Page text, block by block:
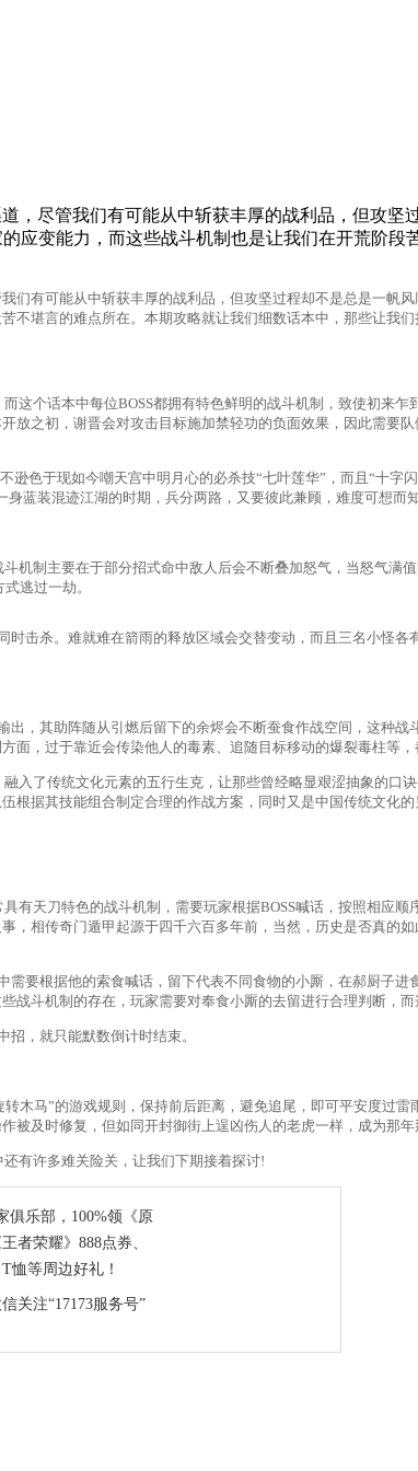
，尽管我们有可能从中斩获丰厚的战利品，但攻坚
应变能力，而这些战斗机制也是让我们在开荒阶
有可能从中斩获丰厚的战利品，但攻坚过程却不是总是一帆
堪言的难点所在。本期攻略就让我们细数话本中，那些让我
话本中每位BOSS都拥有特色鲜明的战斗机制，致使初来乍
之初，谢晋会对攻击目标施加禁轻功的负面效果，因此需要
于现如今嘲天宫中明月心的必杀技“七叶莲华”，而且“十字
蓝装混迹江湖的时期，兵分两路，又要彼此兼顾，难度可想而
制主要在于部分招式命中敌人后会不断叠加怒气，当怒气满
逃过一劫。
杀。难就难在箭雨的释放区域会交替变动，而且三名小怪各
其助阵随从引燃后留下的余烬会不断蚕食作战空间，这种战
，过于靠近会传染他人的毒素、追随目标移动的爆裂毒柱等，
了传统文化元素的五行生克，让那些曾经略显艰涩抽象的
据其技能组合制定合理的作战方案，同时又是中国传统文化
天刀特色的战斗机制，需要玩家根据BOSS喊话，按照相应顺
相传奇门遁甲起源于四千六百多年前，当然，历史是否真的
根据他的索食喊话，留下代表不同食物的小厮，在郝厨子进
斗机制的存在，玩家需要对奉食小厮的去留进行合理判断，而
，就只能默数倒计时结束。
马”的游戏规则，保持前后距离，避免追尾，即可平安度过
及时修复，但如同开封御街上逞凶伤人的老虎一样，成为那年
有许多难关险关，让我们下期接着探讨!
俱乐部，100%领《原
者荣耀》888点券、
恤等周边好礼！
关注“17173服务号”